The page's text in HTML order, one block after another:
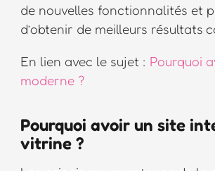
de nouvelles fonctionnalités et
d’obtenir de meilleurs résultats
En lien avec le sujet : Pourquoi
moderne ?
Pourquoi avoir un site
vitrine ?